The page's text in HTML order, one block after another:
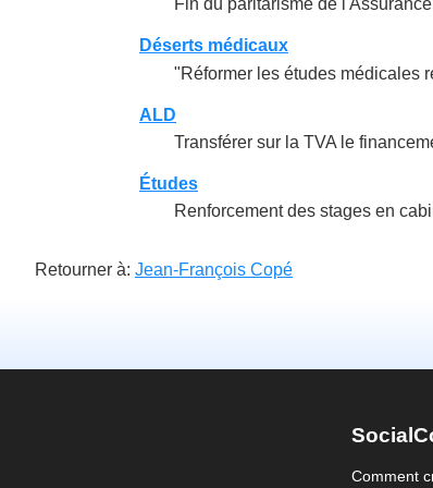
Fin du paritarisme de
Déserts médicaux
"Réformer les études médicales
ALD
Transférer sur la TVA le
Études
Renforcement des stages en
Retourner à: Jean-François Copé
Comment